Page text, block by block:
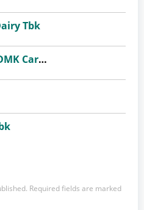
Tbk
PT Dian Mega Kurnia (DMK Cargo)
Required fields are marked